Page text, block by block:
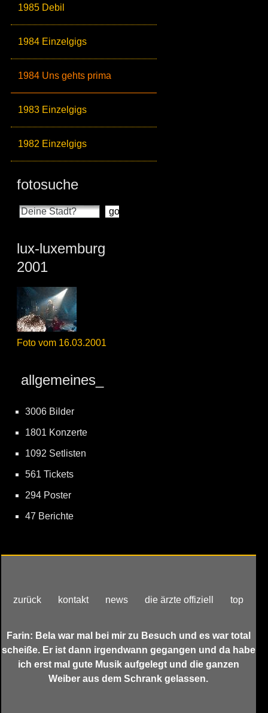
1985 Debil
1984 Einzelgigs
1984 Uns gehts prima
1983 Einzelgigs
1982 Einzelgigs
fotosuche
lux-luxemburg
2001
Foto vom 16.03.2001
allgemeines_
3006 Bilder
1801 Konzerte
1092 Setlisten
561 Tickets
294 Poster
47 Berichte
zurück kontakt news die ärzte offiziell top
Farin: Bela war mal bei mir zu Besuch und es war total
scheiße. Er ist dann irgendwann gegangen und da habe
ich erst mal gute Musik aufgelegt und die ganzen
Weiber aus dem Schrank gelassen.